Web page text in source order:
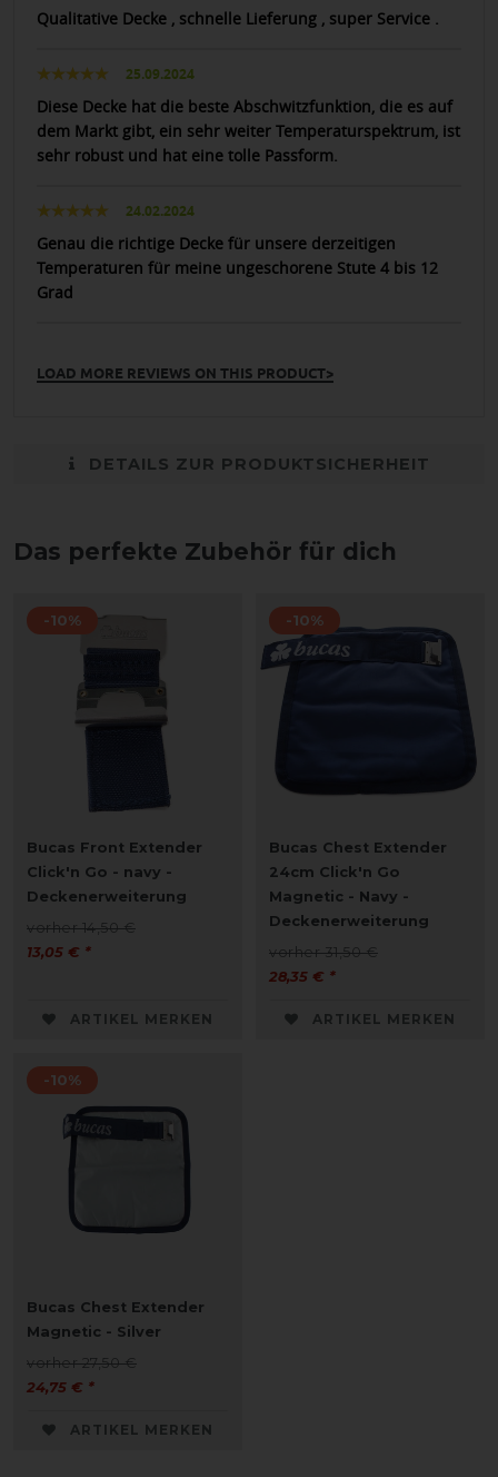
Qualitative Decke , schnelle Lieferung , super Service .
25.09.2024
Diese Decke hat die beste Abschwitzfunktion, die es auf
dem Markt gibt, ein sehr weiter Temperaturspektrum, ist
sehr robust und hat eine tolle Passform.
24.02.2024
Genau die richtige Decke für unsere derzeitigen
Temperaturen für meine ungeschorene Stute 4 bis 12
Grad
LOAD MORE REVIEWS ON THIS PRODUCT>
DETAILS ZUR PRODUKTSICHERHEIT
Das perfekte Zubehör für dich
-10%
Bucas Front Extender
Click'n Go - navy -
Deckenerweiterung
vorher 14,50 €
13,05 € *
ARTIKEL MERKEN
-10%
Bucas Chest Extender
24cm Click'n Go
Magnetic - Navy -
Deckenerweiterung
vorher 31,50 €
28,35 € *
ARTIKEL MERKEN
-10%
Bucas Chest Extender
Magnetic - Silver
vorher 27,50 €
24,75 € *
ARTIKEL MERKEN